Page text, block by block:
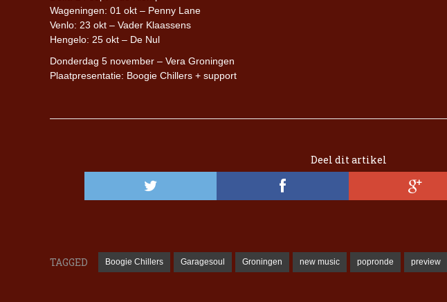
Wageningen: 01 okt – Penny Lane
Venlo: 23 okt – Vader Klaassens
Hengelo: 25 okt – De Nul
Donderdag 5 november – Vera Groningen
Plaatpresentatie: Boogie Chillers + support
Deel dit artikel
TAGGED Boogie Chillers Garagesoul Groningen new music popronde preview